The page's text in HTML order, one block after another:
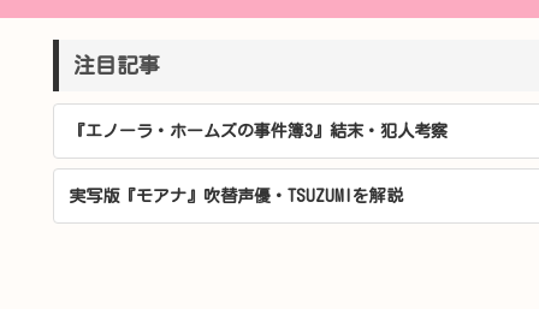
注目記事
『エノーラ・ホームズの事件簿3』結末・犯人考察
実写版『モアナ』吹替声優・TSUZUMIを解説